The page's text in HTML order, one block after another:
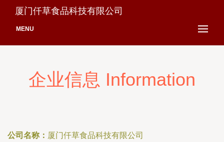
厦门仟草食品科技有限公司
MENU
企业信息 Information
公司名称： 厦门仟草食品科技有限公司